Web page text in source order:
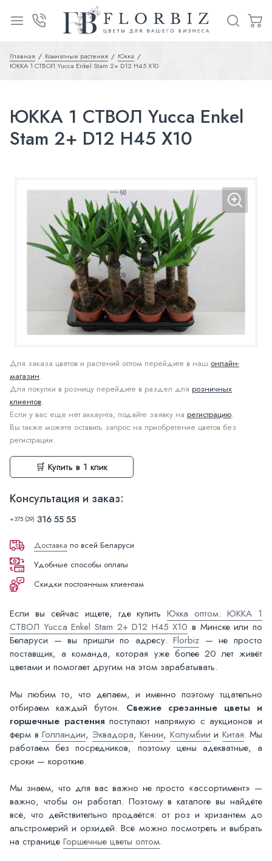
Главная Комнатные растения
Юкка
ЮККА 1 СТВОЛ Yucca Enkel Stam 2+ D12 H45 X10
ЮККА 1 СТВОЛ Yucca Enkel
Stam 2+ D12 H45 X10
Для заказа цветов и растений оптом перейдите в наш онлайн-
магазин.
Для покупки в розницу перейдите в раздел для розничных
клиентов.
Если у вас еще нет аккаунта, подайте заявку на регистрацию.
Вы также можете оставить запрос на приобретение цветов без
регистрации.
🛒 Купить в 1 клик
Консультация и заказ:
+375 (29) 316 55 55
Доставка по всей Беларуси
Удобные способы оплаты
Скидки постоянным клиентам
Если вы сейчас ищете, где купитьЮкка оптом: ЮККА 1
СТВОЛ Yucca Enkel Stam 2+ D12 H45 X10 в Минске или по
Беларуси — вы пришли по адресу.Florbiz — не просто
поставщик, а команда, которая уже более 20 лет живёт
цветами и помогает другим на этом зарабатывать.
Мы любим то, что делаем, и именно поэтому тщательно
отбираем каждый бутон. Свежие срезанные цветы и
горшечные растения поступают напрямую с аукционов и
ферм в Голландии, Эквадора, Кении, Колумбии и Китая. Мы
работаем без посредников, поэтому цены адекватные, а
сроки — короткие.
Мы знаем, что для вас важно не просто «ассортимент» —
важно, чтобы он работал. Поэтому в каталоге вы найдёте
всё, что действительно продаётся: от роз и хризантем до
альстромерий и орхидей. Всё можно посмотреть и выбрать
на странице Горшечные цветы оптом.